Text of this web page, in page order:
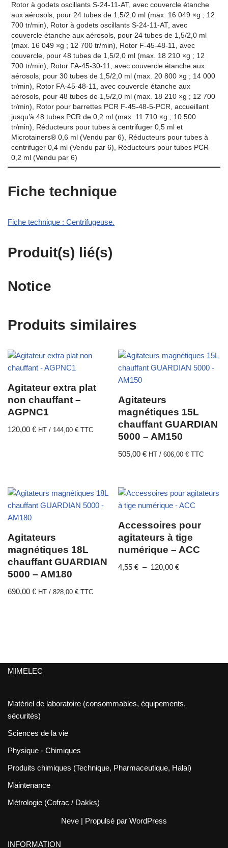
Rotor à godets oscillants S-24-11-AT, avec couvercle étanche
aux aérosols, pour 24 tubes de 1,5/2,0 ml (max. 16 049 ×g ; 12
700 tr/min), Rotor à godets oscillants S-24-11-AT, avec
couvercle étanche aux aérosols, pour 24 tubes de 1,5/2,0 ml
(max. 16 049 ×g ; 12 700 tr/min), Rotor F-45-48-11, avec
couvercle, pour 48 tubes de 1,5/2,0 ml (max. 18 210 ×g ; 12
700 tr/min), Rotor FA-45-30-11, avec couvercle étanche aux
aérosols, pour 30 tubes de 1,5/2,0 ml (max. 20 800 ×g ; 14 000
tr/min), Rotor FA-45-48-11, avec couvercle étanche aux
aérosols, pour 48 tubes de 1,5/2,0 ml (max. 18 210 ×g ; 12 700
tr/min), Rotor pour barrettes PCR F-45-48-5-PCR, accueillant
jusqu’à 48 tubes PCR de 0,2 ml (max. 11 710 ×g ; 10 500
tr/min), Réducteurs pour tubes à centrifuger 0,5 ml et
Microtainers® 0,6 ml (Vendu par 6), Réducteurs pour tubes à
centrifuger 0,4 ml (Vendu par 6), Réducteurs pour tubes PCR
0,2 ml (Vendu par 6)
Fiche technique
Fiche technique : Centrifugeuse.
Produit(s) lié(s)
Notice
Produits similaires
Agitateur extra plat
non chauffant –
AGPNC1
120,00 € HT / 144,00 € TTC
Agitateurs
magnétiques 15L
chauffant GUARDIAN
5000 – AM150
505,00€ HT /606,00€ TTC
Agitateurs
magnétiques 18L
chauffant GUARDIAN
5000 – AM180
690,00 € HT / 828,00 € TTC
Accessoires pour
agitateurs à tige
numérique – ACC
4,55€ – 120,00€
MIMELEC
Matériel de laboratoire (consommables, équipements,
sécurités)
Sciences de la vie
Physique - Chimiques
Produits chimiques (Technique, Pharmaceutique, Halal)
Maintenance
Métrologie (Cofrac / Dakks)
Neve | Propulsé par WordPress
INFORMATION